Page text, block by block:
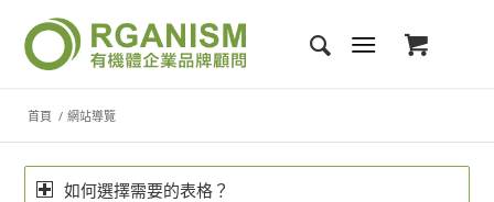
首頁 / 網站導覽
如何選擇需要的表格？